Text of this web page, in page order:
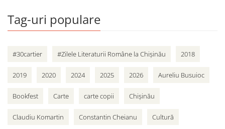
Tag-uri populare
#30cartier #Zilele Literaturii Române la Chișinău 2018
2019 2020 2024 2025 2026 Aureliu Busuioc
Bookfest Carte carte copii Chișinău
Claudiu Komartin Constantin Cheianu Cultură